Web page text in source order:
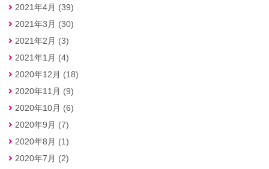
2021年4月 (39)
2021年3月 (30)
2021年2月 (3)
2021年1月 (4)
2020年12月 (18)
2020年11月 (9)
2020年10月 (6)
2020年9月 (7)
2020年8月 (1)
2020年7月 (2)